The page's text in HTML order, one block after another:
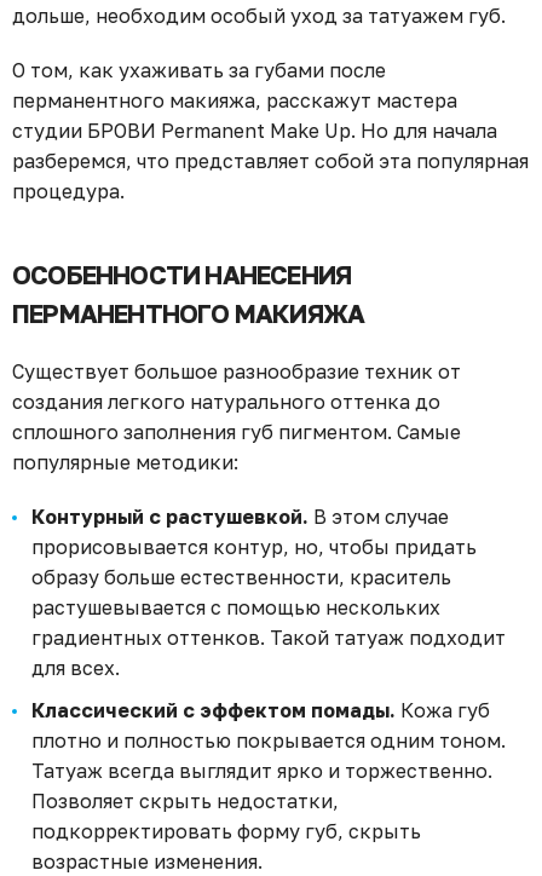
дольше, необходим особый уход за татуажем губ.
О том, как ухаживать за губами после
перманентного макияжа, расскажут мастера
студии БРОВИ Permanent Make Up. Но для начала
разберемся, что представляет собой эта популярная
процедура.
ОСОБЕННОСТИ НАНЕСЕНИЯ
ПЕРМАНЕНТНОГО МАКИЯЖА
Существует большое разнообразие техник от
создания легкого натурального оттенка до
сплошного заполнения губ пигментом. Самые
популярные методики:
Контурный с растушевкой. В этом случае
прорисовывается контур, но, чтобы придать
образу больше естественности, краситель
растушевывается с помощью нескольких
градиентных оттенков. Такой татуаж подходит
для всех.
Классический с эффектом помады. Кожа губ
плотно и полностью покрывается одним тоном.
Татуаж всегда выглядит ярко и торжественно.
Позволяет скрыть недостатки,
подкорректировать форму губ, скрыть
возрастные изменения.